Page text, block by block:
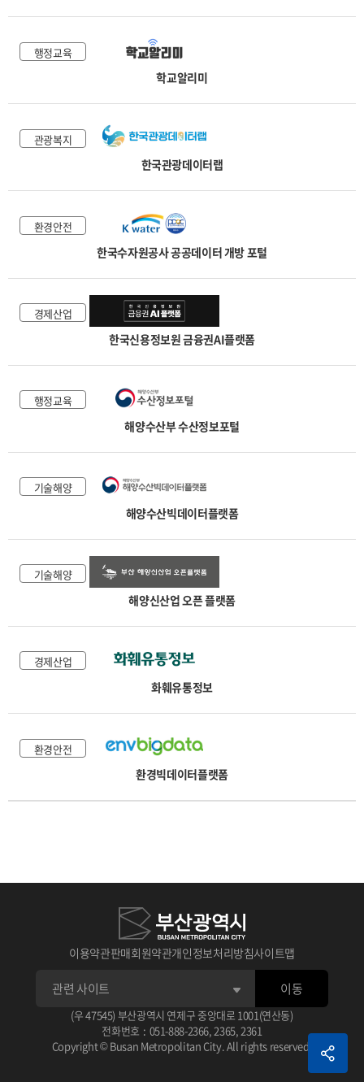
행정교육
학교알리미
관광복지
한국관광데이터랩
환경안전
한국수자원공사 공공데이터 개방 포털
경제산업
한국신용정보원 금융권AI플랫폼
행정교육
해양수산부 수산정보포털
기술해양
해양수산빅데이터플랫폼
기술해양
해양신산업 오픈 플랫폼
경제산업
화훼유통정보
환경안전
환경빅데이터플랫폼
이용약관판매회원약관개인정보처리방침사이트맵
(우 47545) 부산광역시 연제구 중앙대로 1001(연산동)
전화번호 : 051-888-2366, 2365, 2361
Copyright © Busan Metropolitan City. All rights reserved.
이동